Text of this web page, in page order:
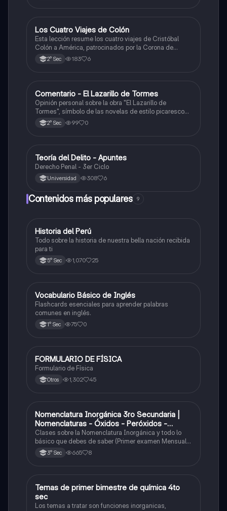
Ciencias Sociales
Los Cuatro Viajes de Colón
Esta lección resume los cuatro viajes de Cristóbal
Colón a América, patrocinados por la Corona de
Castilla, destacando sus objetivos, rutas y
descubrimientos.
2° Sec 183 6
Castellano
Comentario - El Lazarillo de Tormes
Opinión personal sobre la obra "El Lazarillo de
Tormes", símbolo de las novelas de estilo picaresco
en la literatura española.
2° Sec 99 0
Ciencias Sociales
Teoría del Delito - Apuntes
Derecho Penal - 3er Ciclo
Universidad 308 6
Contenidos más populares 9
Ciencias Sociales
Historia del Perú
Todo sobre la historia de nuestra bella nación recibida
para ti
5° Sec 1,070 25
VInglés
Vocabulario Básico de Inglés
Flashcards esenciales para aprender palabras
comunes en inglés.
1° Sec 75 0
Física
FORMULARIO DE FÍSICA
Formulario de Física
Otros 1,302 45
Química
Nomenclatura Inorgánica 3ro Secundaria |
Nomenclaturas - Óxidos - Peróxidos -
Hidróxido o Bases
Clases sobre la Nomenclatura Inorgánica y todo lo
básico que debes de saber (Primer examen Mensual
2025)3° Sec 665 8
Química
Temas de primer bimestre de química 4to
sec
Los temas a tratar son funciones inorganicas,